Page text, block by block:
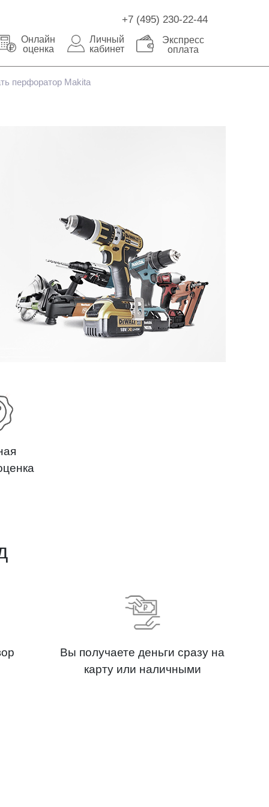
+7 (495) 230-22-44
Онлайн
оценка
Личный
кабинет
Экспресс
оплата
перфоратор Makita
Вы получаете деньги сразу на
карту или наличными